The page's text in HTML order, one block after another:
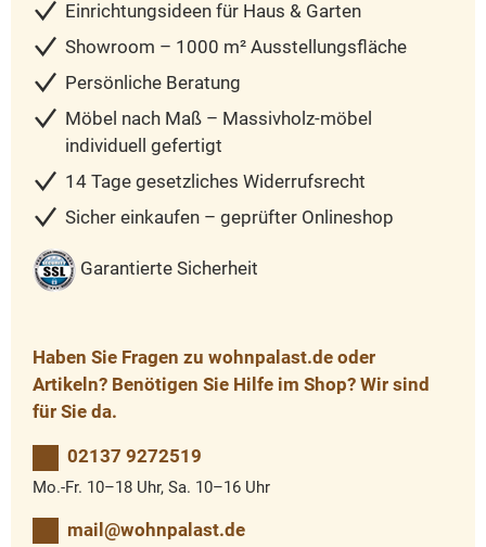
Einrichtungsideen für Haus & Garten
Showroom – 1000 m² Ausstellungsfläche
Persönliche Beratung
Möbel nach Maß – Massivholz-möbel
individuell gefertigt
14 Tage gesetzliches Widerrufsrecht
Sicher einkaufen – geprüfter Onlineshop
Garantierte Sicherheit
Haben Sie Fragen zu wohnpalast.de oder
Artikeln? Benötigen Sie Hilfe im Shop? Wir sind
für Sie da.
02137 9272519
Mo.-Fr. 10–18 Uhr, Sa. 10–16 Uhr
mail@wohnpalast.de